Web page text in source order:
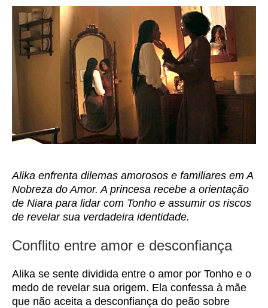
Alika enfrenta dilemas amorosos e familiares em A
Nobreza do Amor. A princesa recebe a orientação
de Niara para lidar com Tonho e assumir os riscos
de revelar sua verdadeira identidade.
Conflito entre amor e desconfiança
Alika se sente dividida entre o amor por Tonho e o
medo de revelar sua origem. Ela confessa à mãe
que não aceita a desconfiança do peão sobre